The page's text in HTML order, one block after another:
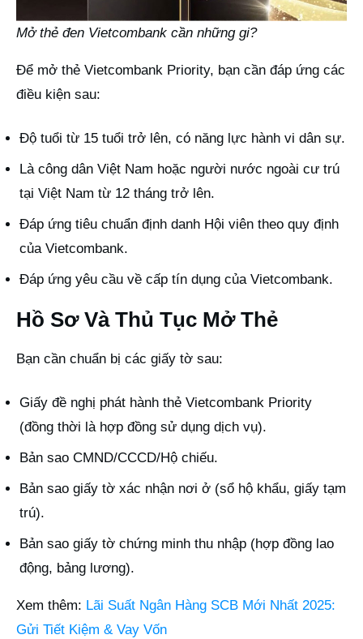
Mở thẻ đen Vietcombank cần những gi?
Để mở thẻ Vietcombank Priority, bạn cần đáp ứng các
điều kiện sau:
Độ tuổi từ 15 tuổi trở lên, có năng lực hành vi dân sự.
Là công dân Việt Nam hoặc người nước ngoài cư trú
tại Việt Nam từ 12 tháng trở lên.
Đáp ứng tiêu chuẩn định danh Hội viên theo quy định
của Vietcombank.
Đáp ứng yêu cầu về cấp tín dụng của Vietcombank.
Hồ Sơ Và Thủ Tục Mở Thẻ
Bạn cần chuẩn bị các giấy tờ sau:
Giấy đề nghị phát hành thẻ Vietcombank Priority
(đồng thời là hợp đồng sử dụng dịch vụ).
Bản sao CMND/CCCD/Hộ chiếu.
Bản sao giấy tờ xác nhận nơi ở (sổ hộ khẩu, giấy tạm
trú).
Bản sao giấy tờ chứng minh thu nhập (hợp đồng lao
động, bảng lương).
Xem thêm: Lãi Suất Ngân Hàng SCB Mới Nhất 2025:
Gửi Tiết Kiệm & Vay Vốn